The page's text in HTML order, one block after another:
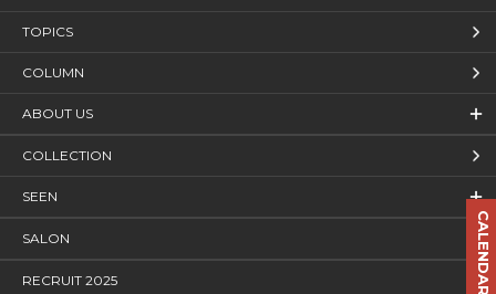
TOPICS
COLUMN
ABOUT US
COLLECTION
SEEN
SALON
RECRUIT 2025 CALENDAR